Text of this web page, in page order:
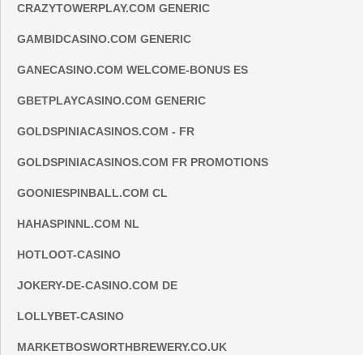
CRAZYTOWERPLAY.COM GENERIC
GAMBIDCASINO.COM GENERIC
GANECASINO.COM WELCOME-BONUS ES
GBETPLAYCASINO.COM GENERIC
GOLDSPINIACASINOS.COM - FR
GOLDSPINIACASINOS.COM FR PROMOTIONS
GOONIESPINBALL.COM CL
HAHASPINNL.COM NL
HOTLOOT-CASINO
JOKERY-DE-CASINO.COM DE
LOLLYBET-CASINO
MARKETBOSWORTHBREWERY.CO.UK